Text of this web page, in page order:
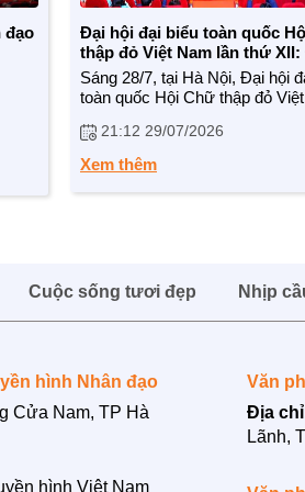
đạo
Đại hội đại biểu toàn quốc
thập đỏ Việt Nam lần thứ
kết – Đổi mới – Chuyên
cường
Sáng 28/7, tại Hà Nội, Đại hội
toàn quốc Hội Chữ thập đỏ
diễn ra trọng thể. Đồng chí Tô
Tổng Bí thư Ban Chấp hành
ương Đảng, Chủ tịch nước
xã hội chủ nghĩa Việt Nam dự
21:12 29/07/2026
Xem thêm
Cuộc sống tươi đẹp Nhịp
hình Nhân đạo
Cửa Nam, TP Hà
hình Việt Nam
Văn
Địa
Lãnh,